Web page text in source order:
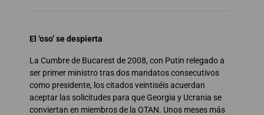
El ‘oso’ se despierta
La Cumbre de Bucarest de 2008, con Putin relegado a
ser primer ministro tras dos mandatos consecutivos
como presidente, los citados veintiséis acuerdan
aceptar las solicitudes para que Georgia y Ucrania se
conviertan en miembros de la OTAN. Unos meses más